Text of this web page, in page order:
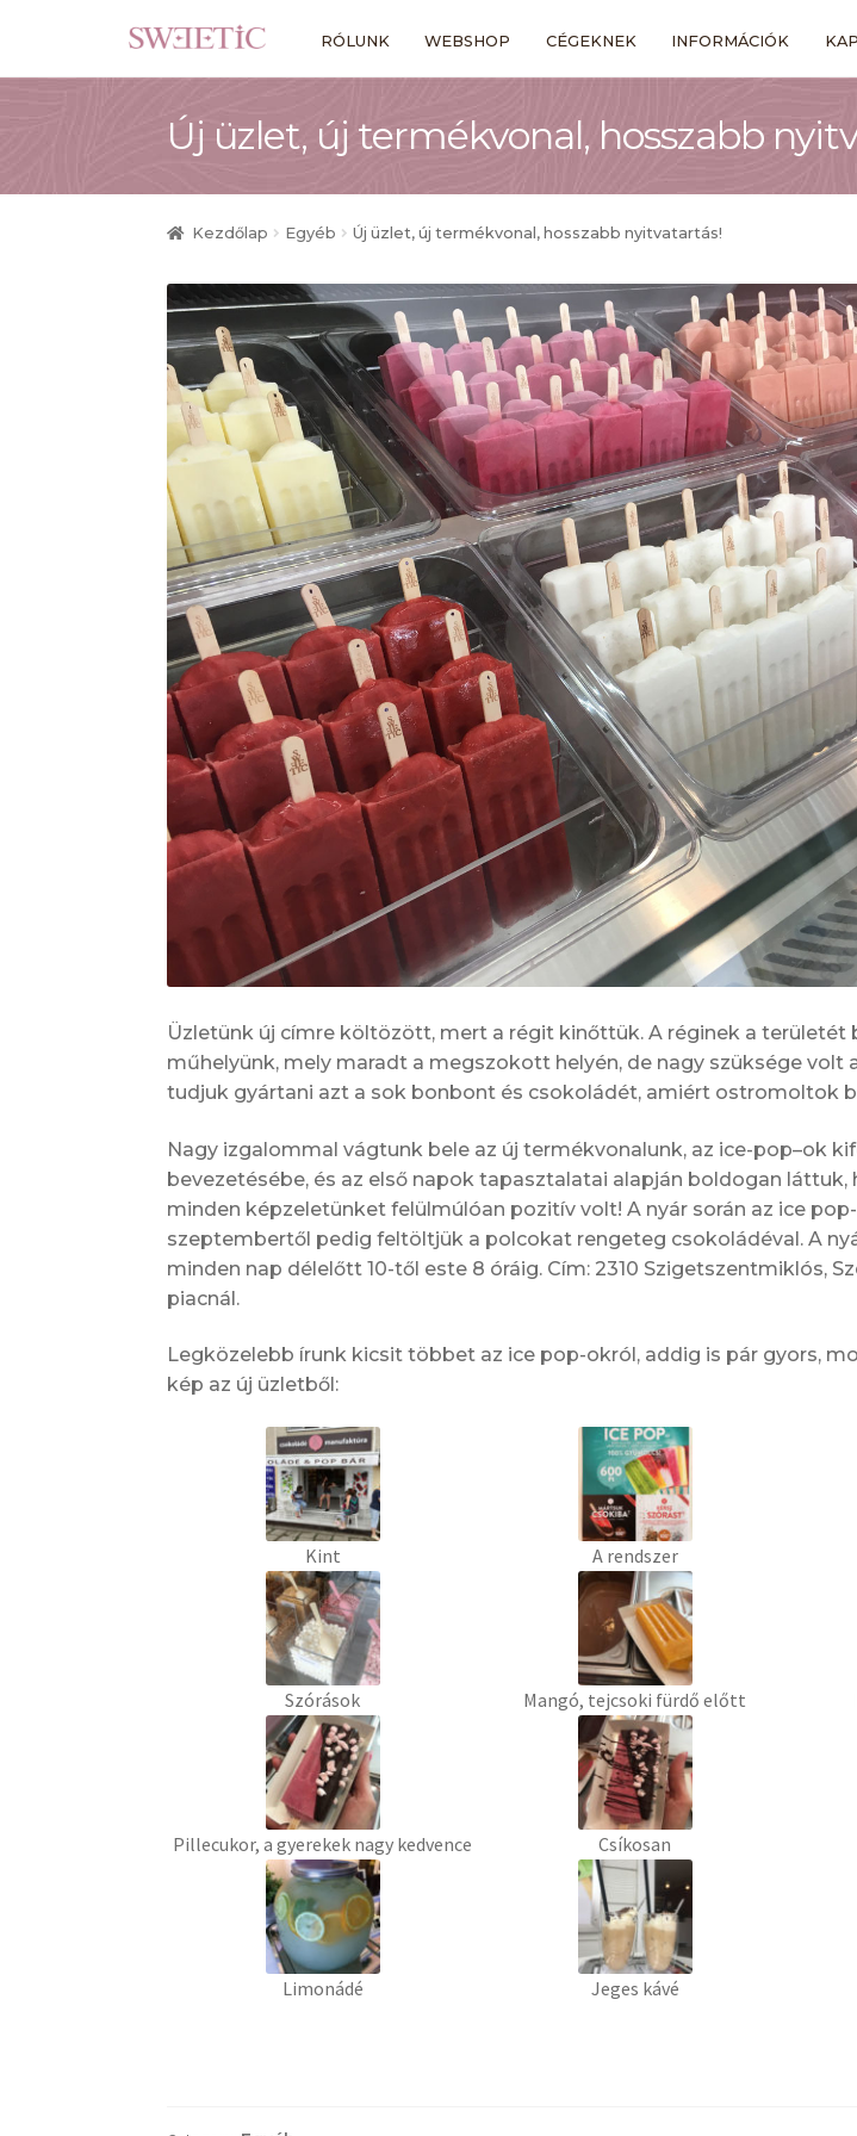
a
navigációhoz
a
tartalomba
RÓLUNK WEBSHOP CÉGEKNEK INFORMÁCIÓK
Új üzlet, új termékvonal, hosszabb
Kezdőlap Egyéb Új üzlet, új termékvonal, hosszabb nyitvatartás!
Üzletünk új címre költözött, mert a régit kinőttük. A réginek a területét
műhelyünk, mely maradt a megszokott helyén, de nagy szüksége volt
tudjuk gyártani azt a sok bonbont és csokoládét, amiért ostromoltok
Nagy izgalommal vágtunk bele az új termékvonalunk, az ice-pop–ok
bevezetésébe, és az első napok tapasztalatai alapján boldogan
minden képzeletünket felülmúlóan pozitív volt! A nyár során az ice
szeptembertől pedig feltöltjük a polcokat rengeteg csokoládéval. A
minden nap délelőtt 10-től este 8 óráig. Cím: 2310 Szigetszentmiklós,
piacnál.
Legközelebb írunk kicsit többet az ice pop-okról, addig is pár gyors,
kép az új üzletből:
Kint A rendszer
Szórások Mangó, tejcsoki fürdő előtt
Pillecukor, a gyerekek nagy kedvence Csíkosan
Limonádé Jeges kávé